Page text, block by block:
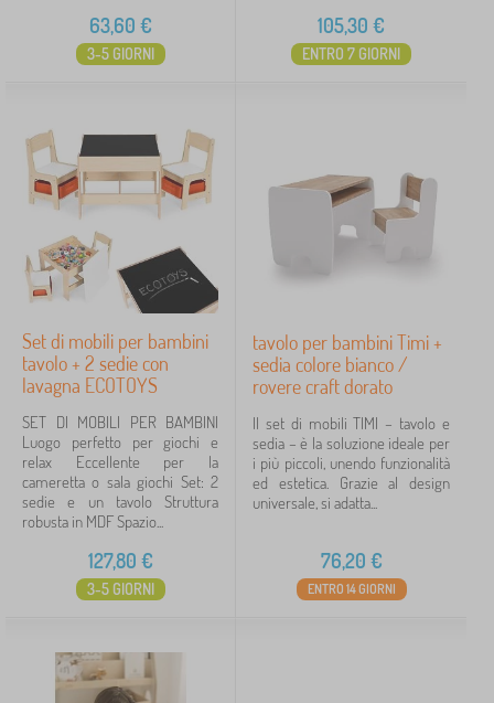
63,60 €
3-5 GIORNI
105,30 €
ENTRO 7 GIORNI
Set di mobili per bambini
tavolo + 2 sedie con
lavagna ECOTOYS
SET DI MOBILI PER BAMBINI
Luogo perfetto per giochi e
relax Eccellente per la
cameretta o sala giochi Set: 2
sedie e un tavolo Struttura
robusta in MDF Spazio...
127,80 €
3-5 GIORNI
tavolo per bambini Timi +
sedia colore bianco /
rovere craft dorato
Il set di mobili TIMI – tavolo e
sedia – è la soluzione ideale per
i più piccoli, unendo funzionalità
ed estetica. Grazie al design
universale, si adatta...
76,20 €
ENTRO 14 GIORNI